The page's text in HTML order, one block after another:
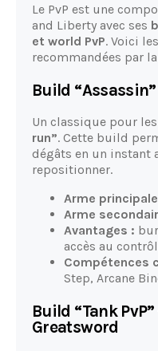
Le PvP est une
and Liberty avec ses
et world PvP. Voici
recommandées par
Build
Un classique pour
run”. Cette build
dégâts en un instant
repositionner.
Arme
Arme
Avantages :
accès au
Compétences
Step, Arcane
Build “Tank
Greatsword